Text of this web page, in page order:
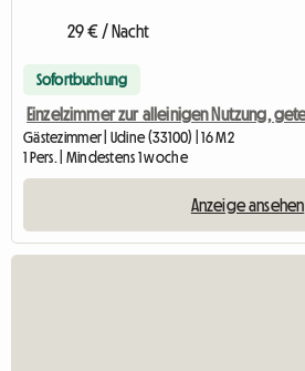
29 € / Nacht
Sofortbuchung
Gästezimmer | Udine (33100) | 16 M2
1 Pers. | Mindestens 1 woche
Anzeige ansehen